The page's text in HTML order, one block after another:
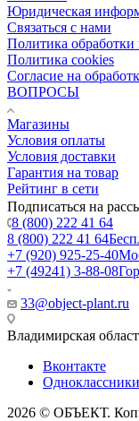
Юридическая
Связаться с нами
Политика
Политика cookies
Согласие на
ВОПРОСЫ
Магазины
Условия оплаты
Условия доставки
Гарантия на товар
Рейтинг в сети
Подписаться на
8 (800) 222 41 64
8 (800) 222 41 64
+7 (920) 925-25-40
+7 (49241) 3-88-08
33@object-plant.ru
Владимирская
Вконтакте
Одноклассники
2026 © ОБЪЕКТ.